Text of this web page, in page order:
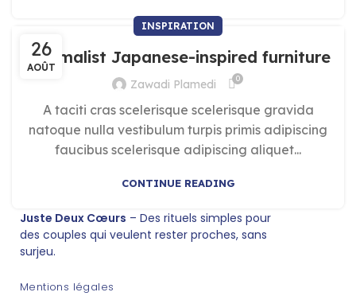
26
AOÛT
INSPIRATION
Minimalist Japanese-inspired furniture
Zawadi Plamedi 0
A taciti cras scelerisque scelerisque gravida
natoque nulla vestibulum turpis primis adipiscing
faucibus scelerisque adipiscing aliquet...
CONTINUE READING
Juste Deux Cœurs – Des rituels simples pour
des couples qui veulent rester proches, sans
surjeu.
Mentions légales